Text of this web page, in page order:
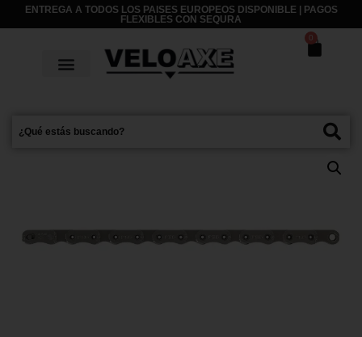
ENTREGA A TODOS LOS PAISES EUROPEOS DISPONIBLE | PAGOS
FLEXIBLES CON SEQURA
0